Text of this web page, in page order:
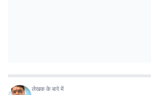
लेखक के बारे में